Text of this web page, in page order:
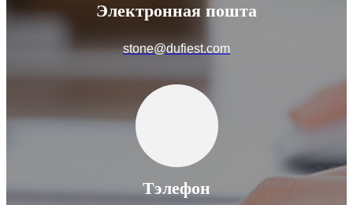
Электронная пошта
stone@dufiest.com
Тэлефон